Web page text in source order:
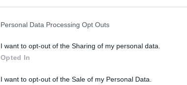
Personal Data Processing Opt Outs
I want to opt-out of the Sharing of my personal data.
Opted In
I want to opt-out of the Sale of my Personal Data.